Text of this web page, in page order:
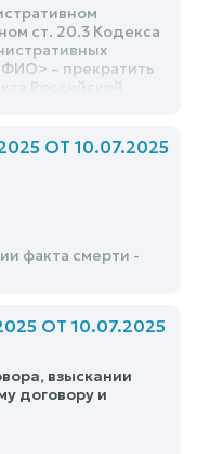
ст. 20.3 Кодекса
– прекратить
правонарушениях
ОТ 10.07.2025
факта смерти -
ОТ 10.07.2025
взыскании
договору и